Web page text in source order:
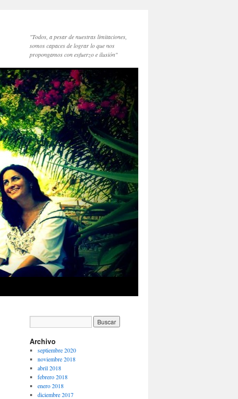
"Todos, a pesar de nuestras limitaciones,
somos capaces de lograr lo que nos
propongamos con esfuerzo e ilusión"
Archivo
septiembre 2020
noviembre 2018
abril 2018
febrero 2018
enero 2018
diciembre 2017